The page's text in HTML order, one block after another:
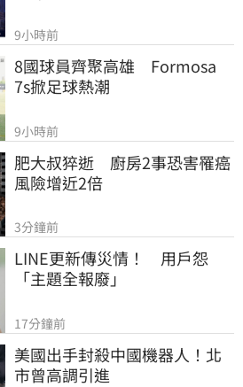
9小時前
8國球員齊聚高雄　Formosa
7s掀足球熱潮
9小時前
肥大叔猝逝　廚房2事恐害罹癌
風險增近2倍
3分鐘前
LINE更新傳災情！　用戶怨
「主題全報廢」
17分鐘前
美國出手封殺中國機器人！北
市曾高調引進